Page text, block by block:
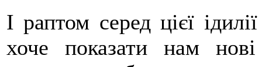
І раптом серед цієї
хоче показати нам